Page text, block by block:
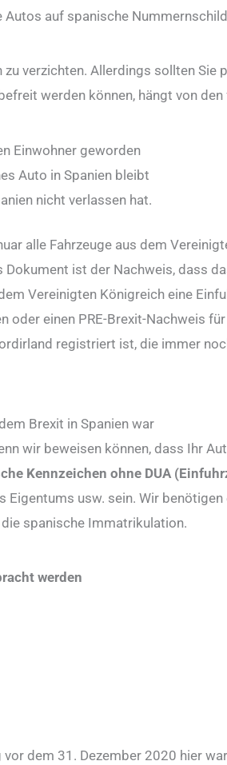
auf spanische
verzichten. Allerdings sollten Sie
werden können, hängt von
Einwohner geworden
Auto in Spanien bleibt
nicht verlassen hat.
alle Fahrzeuge aus dem
ist der Nachweis, dass
Vereinigten Königreich eine
einen PRE-Brexit-Nachweis
registriert ist, die immer
Brexit in Spanien war
wir beweisen können, dass Ihr
Kennzeichen ohne DUA
Eigentums usw. sein. Wir
spanische Immatrikulation.
werden
vor dem 31. Dezember 2020 hier war